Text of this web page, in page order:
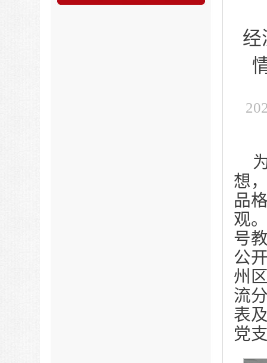
经
想
品
观
号
公
州
流
表
党